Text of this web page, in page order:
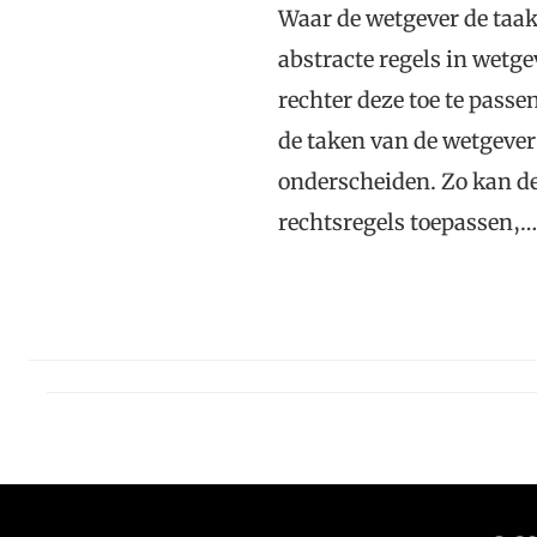
Waar de wetgever de
abstracte regels in
rechter deze toe te
de taken van de
onderscheiden. Zo kan
rechtsregels toepassen,…